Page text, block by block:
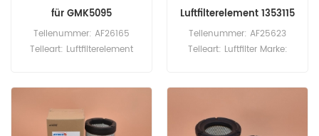
für GMK5095
Teilenummer: AF26165
Teileart: Luftfilterelement
Querverweis 3326272
Verwendung für Grove
Luftfilterelement 1353115
für XF105.410
Teilenummer: AF25623
Teileart: Luftfilter Marke:
Querverweis 1353115